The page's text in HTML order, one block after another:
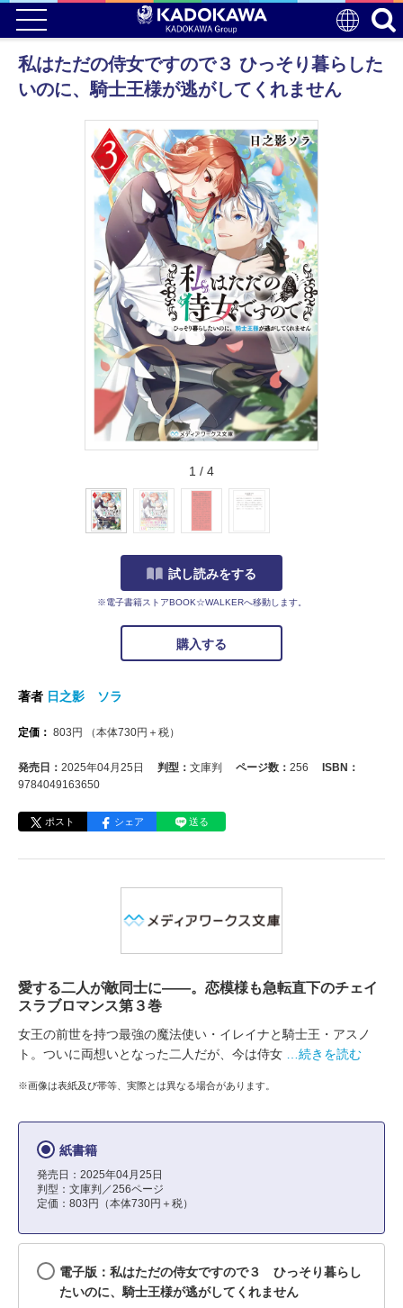
私はただの侍女ですので３ ひっそり暮らした
いのに、騎士王様が逃がしてくれません
1 / 4
試し読みをする
※電子書籍ストアBOOK☆WALKERへ移動します。
購入する
著者 日之影 ソラ
定価： 803 円 （本体730円＋税）
発売日： 2025年04月25日 判型： 文庫判 ページ数： 256
ISBN：
9784049163650
ポスト シェア 送る
愛する二人が敵同士に――。恋模様も急転直下のチェイ
スラブロマンス第３巻
女王の前世を持つ最強の魔法使い・イレイナと騎士王・アスノ
ト。ついに両想いとなった二人だが、今は侍女
…続きを読む
※画像は表紙及び帯等、実際とは異なる場合があります。
紙書籍
発売日：2025年04月25日
判型：文庫判／256ページ
定価：803円（本体730円＋税）
電子版：私はただの侍女ですので３ ひっそり暮らし
たいのに、騎士王様が逃がしてくれません